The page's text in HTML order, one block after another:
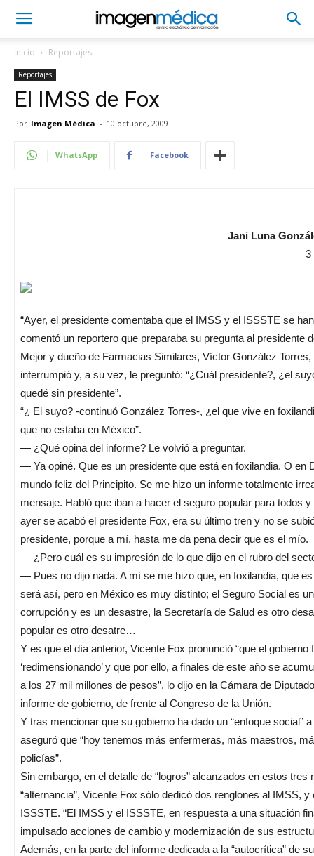
Inicio Reportajes
Reportajes
El IMSS de Fox
Por Imagen Médica - 10 octubre, 2009
WhatsApp Facebook
Jani Luna
3
“Ayer, el presidente comentaba que el IMSS y el ISSSTE se
comentó un reportero que preparaba su pregunta al presidente
Mejor y dueño de Farmacias Similares, Víctor González Torres,
interrumpió y, a su vez, le preguntó: “¿Cuál presidente?, ¿el
quedé sin presidente”.
“¿ El suyo? -continuó González Torres-, ¿el que vive en
que no estaba en México”.
— ¿Qué opina del informe? Le volvió a preguntar.
— Ya opiné. Que es un presidente que está en foxilandia. O en
mundo feliz del Principito. Se me hizo un informe totalmente
mensaje. Habló que iban a hacer el seguro popular para todos
ayer se acabó el presidente Fox, era su último tren y no se
presidente, porque a mí, hasta me da pena decir que es el mío.
— ¿Pero cuál es su impresión de lo que dijo en el rubro del
— Pues no dijo nada. A mí se me hizo que, en foxilandia, que
será así, pero en México es muy distinto; el Seguro Social es
corrupción y es un desastre, la Secretaría de Salud es otro
popular es otro desatre…
Y es que el día anterior, Vicente Fox pronunció “que el gobierno
‘redimensionando’ y que por ello, a finales de este año se
a los 27 mil millones de pesos”, lo dijo en la Cámara de
informe de gobierno, de frente al Congreso de la Unión.
Y tras mencionar que su gobierno ha dado un “enfoque social”
aseguró que “hoy tenemos más enfermeras, más maestros,
policías”.
Sin embargo, en el detalle de “logros” alcanzados en estos tres
“alternancia”, Vicente Fox sólo dedicó dos renglones al IMSS,
ISSSTE. “El IMSS y el ISSSTE, en respuesta a una situación
impulsado acciones de cambio y modernización de sus
Además, en la parte del informe dedicada a la “autocrítica” de